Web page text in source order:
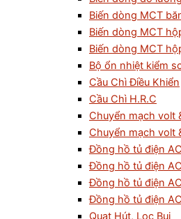
Biến dòng MCT
Biến dòng MCT
Biến dòng MCT
Bộ ổn nhiệt kiểm
Cầu Chì Điều Khiển
Cầu Chì H.R.C
Chuyển mạch volt
Chuyển mạch volt
Đồng hồ tủ điện
Đồng hồ tủ điện
Đồng hồ tủ điện
Đồng hồ tủ điện
Quạt Hút, Lọc Bụi